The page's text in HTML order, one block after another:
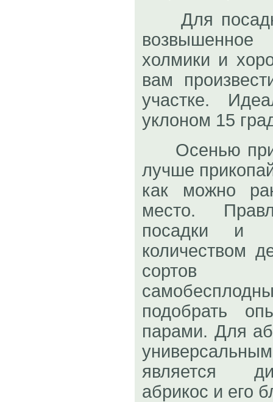
Для
холмики и
вам
участке.
уклоном 15
Осенью
лучше
как можно
место.
посадки и
количеством
сортов
подобрать
парами. Для
является
абрикос и его